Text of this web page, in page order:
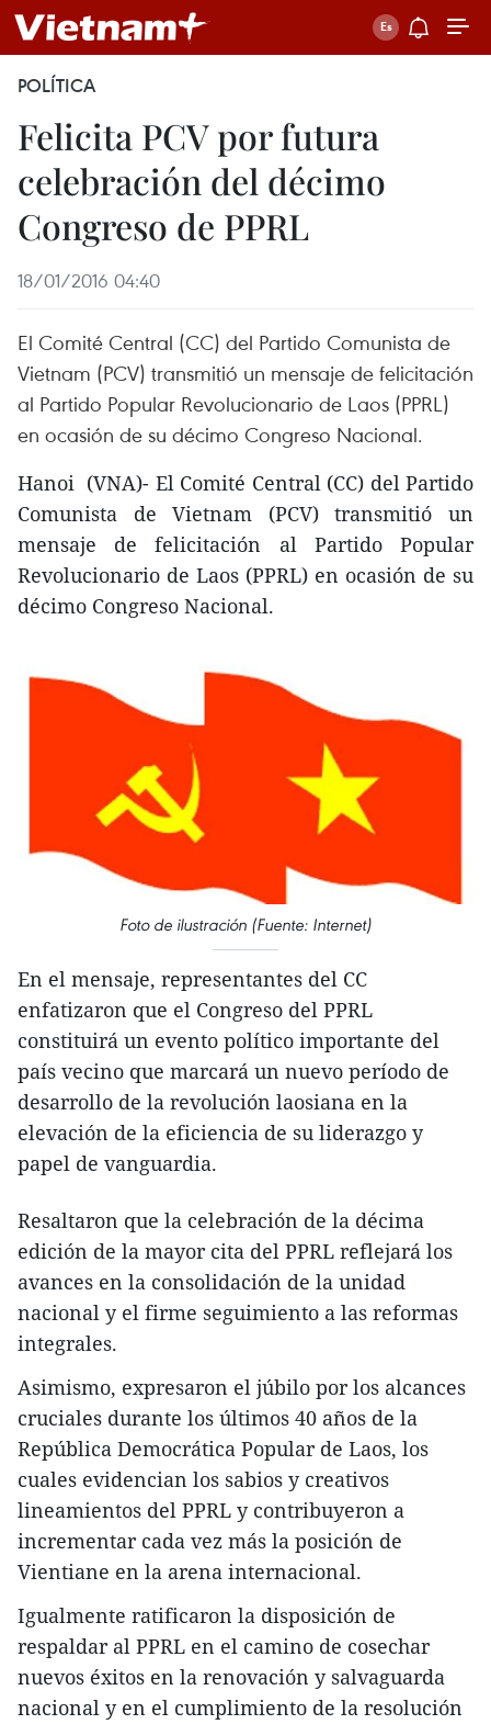
POLÍTICA
Felicita PCV por futura
celebración del décimo
Congreso de PPRL
18/01/2016 04:40
El Comité Central (CC) del Partido Comunista de
Vietnam (PCV) transmitió un mensaje de felicitación
al Partido Popular Revolucionario de Laos (PPRL)
en ocasión de su décimo Congreso Nacional.
Hanoi (VNA)- El Comité Central (CC) del Partido
Comunista de Vietnam (PCV) transmitió un
mensaje de felicitación al Partido Popular
Revolucionario de Laos (PPRL) en ocasión de su
décimo Congreso Nacional.
Foto de ilustración (Fuente: Internet)
En el mensaje, representantes del CC
enfatizaron que el Congreso del PPRL
constituirá un evento político importante del
país vecino que marcará un nuevo período de
desarrollo de la revolución laosiana en la
elevación de la eficiencia de su liderazgo y
papel de vanguardia.
Resaltaron que la celebración de la décima
edición de la mayor cita del PPRL reflejará los
avances en la consolidación de la unidad
nacional y el firme seguimiento a las reformas
integrales.
Asimismo, expresaron el júbilo por los alcances
cruciales durante los últimos 40 años de la
República Democrática Popular de Laos, los
cuales evidencian los sabios y creativos
lineamientos del PPRL y contribuyeron a
incrementar cada vez más la posición de
Vientiane en la arena internacional.
Igualmente ratificaron la disposición de
respaldar al PPRL en el camino de cosechar
nuevos éxitos en la renovación y salvaguarda
nacional y en el cumplimiento de la resolución